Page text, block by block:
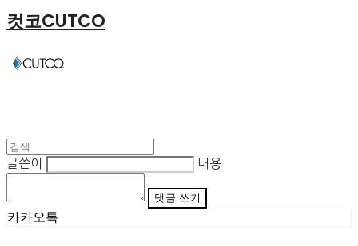
컷코CUTCO
글쓴이 내용
댓글 쓰기
카카오톡